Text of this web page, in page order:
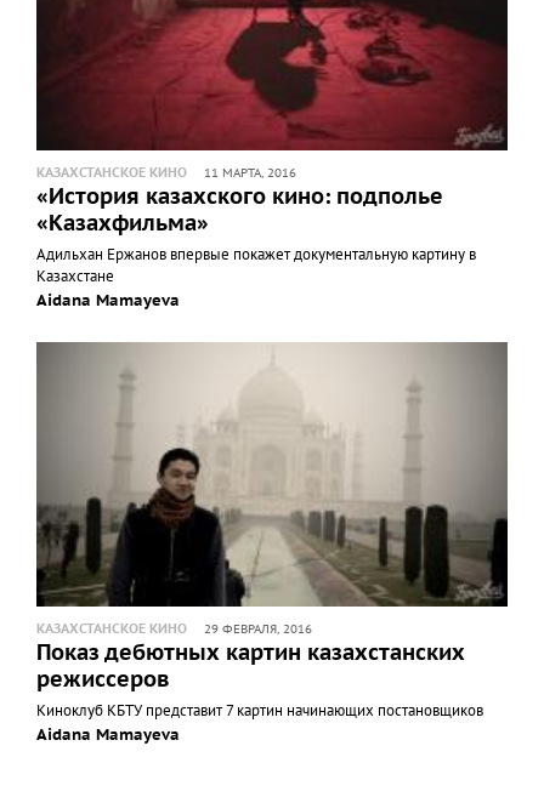
КАЗАХСТАНСКОЕ КИНО 11 МАРТА, 2016
«История казахского кино: подполье
«Казахфильма»
Адильхан Ержанов впервые покажет документальную картину в
Казахстане
Aidana Mamayeva
КАЗАХСТАНСКОЕ КИНО 29 ФЕВРАЛЯ, 2016
Показ дебютных картин казахстанских
режиссеров
Киноклуб КБТУ представит 7 картин начинающих постановщиков
Aidana Mamayeva